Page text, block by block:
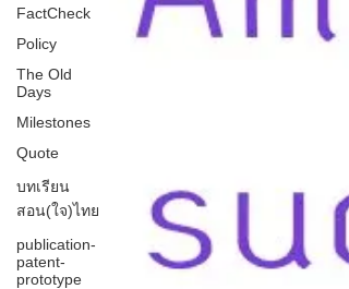
FactCheck
Policy
The Old
Days
Milestones
Quote
บทเรียน
สอน(ใจ)ไทย
publication-
patent-
prototype